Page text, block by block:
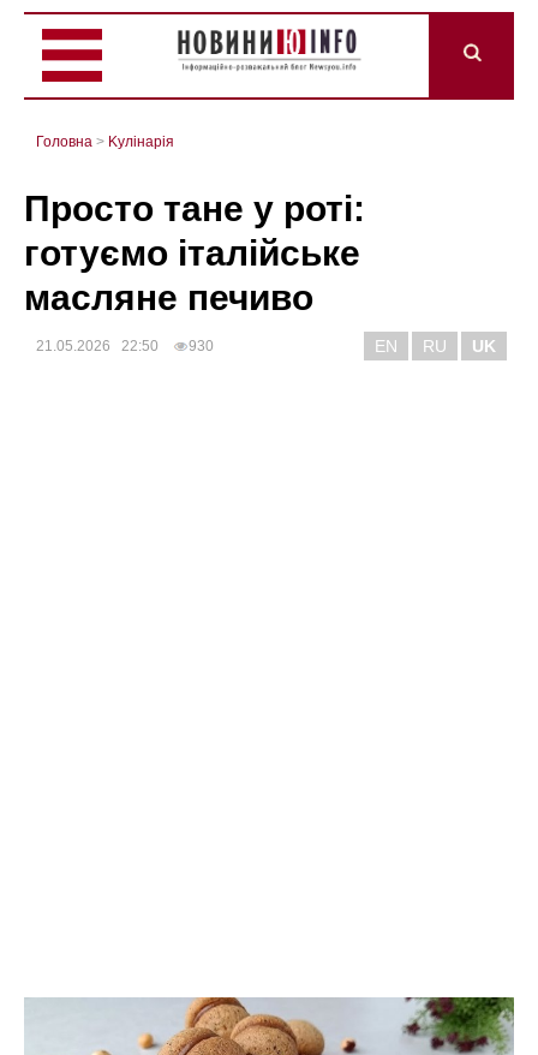
Головна > Kулінарія
Просто тане у роті:
готуємо італійське
масляне печиво
21.05.2026 22:50 930 EN RU UK